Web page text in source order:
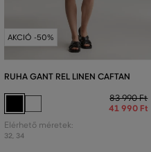
AKCIÓ -50%
RUHA GANT REL LINEN CAFTAN
83 990 Ft
41 990 Ft
Elérhető méretek:
32 34